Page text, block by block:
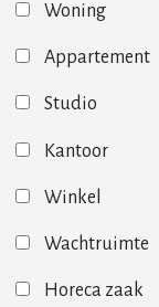
Woning
Appartement
Studio
Kantoor
Winkel
Wachtruimte
Horeca zaak